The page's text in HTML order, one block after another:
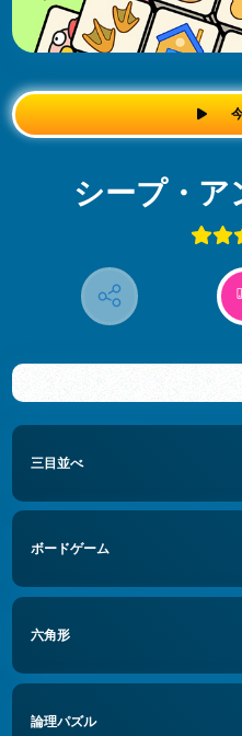
シープ・
三目並べ
ボードゲーム
六角形
論理パズル